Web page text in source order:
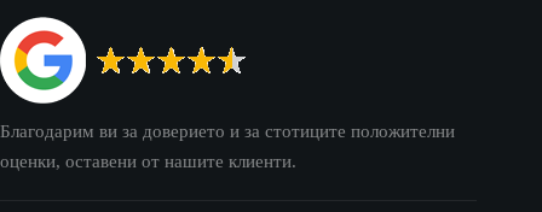
Благодарим ви за доверието и за стотиците положителни
оценки, оставени от нашите клиенти.